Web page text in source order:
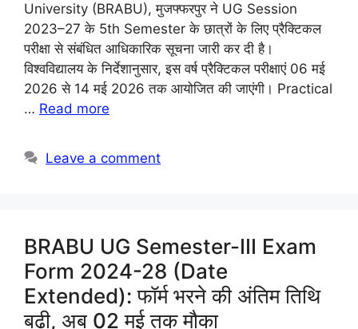
University (BRABU), मुजफ्फरपुर ने UG Session
2023–27 के 5th Semester के छात्रों के लिए प्रैक्टिकल
परीक्षा से संबंधित आधिकारिक सूचना जारी कर दी है।
विश्वविद्यालय के निर्देशानुसार, इस वर्ष प्रैक्टिकल परीक्षाएं 06 मई
2026 से 14 मई 2026 तक आयोजित की जाएंगी। Practical
… Read more
Leave a comment
BRABU UG Semester-III Exam
Form 2024-28 (Date
Extended): फॉर्म भरने की अंतिम तिथि
बढ़ी, अब 02 मई तक मौका